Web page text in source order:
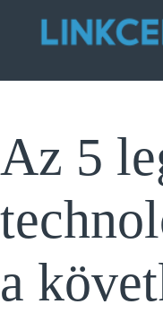
Az 5
a